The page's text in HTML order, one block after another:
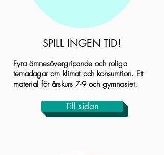
SPILL INGEN TID!
Fyra ämnesövergripande och roliga
temadagar om klimat och konsumtion. Ett
material för årskurs 7-9 och gymnasiet.
Till sidan